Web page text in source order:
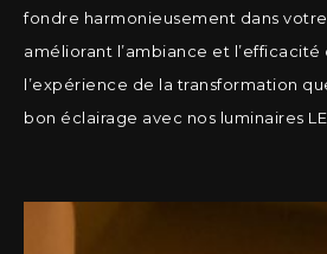
fondre harmonieusement dans
améliorant l’ambiance et l’efficacité
l’expérience de la transformation
bon éclairage avec nos luminaires